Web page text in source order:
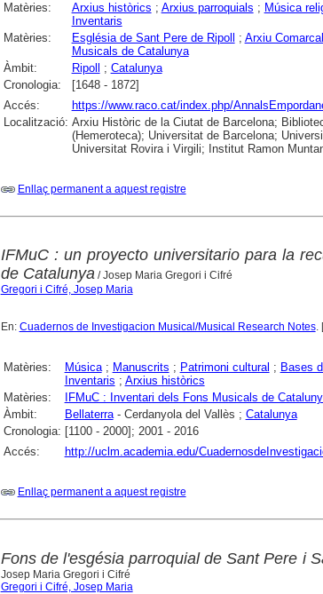
Matèries: Arxius històrics ; Arxius parroquials ; Música
Inventaris
Matèries:
Església de Sant Pere de Ripoll ; Arxiu
Musicals de Catalunya
Àmbit:
Ripoll ; Catalunya
Cronologia:
[1648 - 1872]
Accés:
https://www.raco.cat/index.php/
Localització: Arxiu Històric de la Ciutat de Barcelona;
(Hemeroteca); Universitat de Barcelona;
Universitat Rovira i Virgili; Institut Ramon
Enllaç permanent a aquest registre
IFMuC : un proyecto universitario para la
de Catalunya/ Josep Maria Gregori i Cifré
Gregori i Cifré, Josep Maria
En: Cuadernos de Investigacion Musical/Musical Research Notes.
Matèries: Música; Manuscrits ; Patrimoni cultural ; Bases
Inventaris ; Arxius històrics
Matèries:
IFMuC : Inventari dels Fons Musicals de
Àmbit:
Bellaterra- Cerdanyola del Vallès ; Catalunya
Cronologia: [1100 - 2000]; 2001 - 2016
Accés:
http://uclm.academia.edu/
Enllaç permanent a aquest registre
Fons de l'esgésia parroquial de Sant Pere i
Josep Maria Gregori i Cifré
Gregori i Cifré, Josep Maria